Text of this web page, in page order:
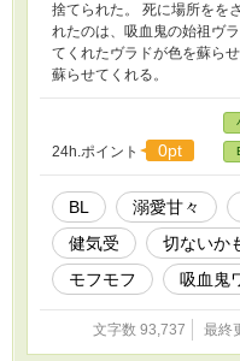
捨てられた。 死に場所をを
れたのは、吸血鬼の始祖ヴ
てくれたヴラドが色を蘇ら
蘇らせてくれる。
24h.ポイント 0pt
BL 溺愛甘々
健気受
切ないか
モフモフ
吸血鬼
文字数 93,737 最終